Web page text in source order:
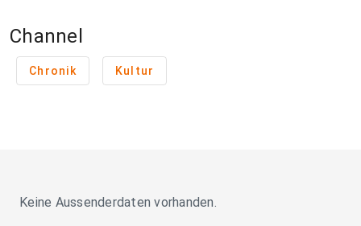
Channel
Chronik Kultur
Keine Aussenderdaten vorhanden.